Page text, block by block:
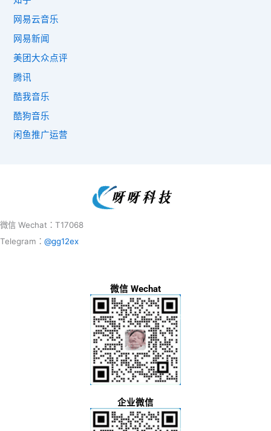
网易云音乐
网易新闻
美团大众点评
腾讯
酷我音乐
酷狗音乐
闲鱼推广运营
微信 Wechat：T17068
Telegram： @gg12ex
微信 Wechat
企业微信